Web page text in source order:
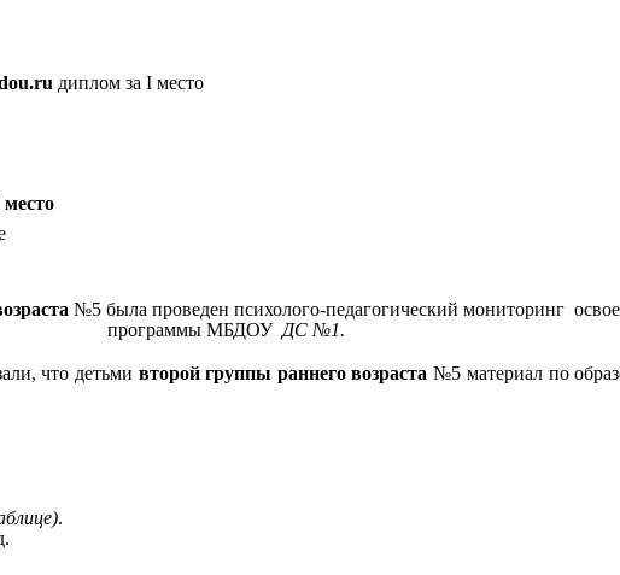
диплом за I место
№5 была проведен психолого-педагогический мониторинг
программы МБДОУДС №1.
что детьми второй группы раннего возраста №5 материал по
.